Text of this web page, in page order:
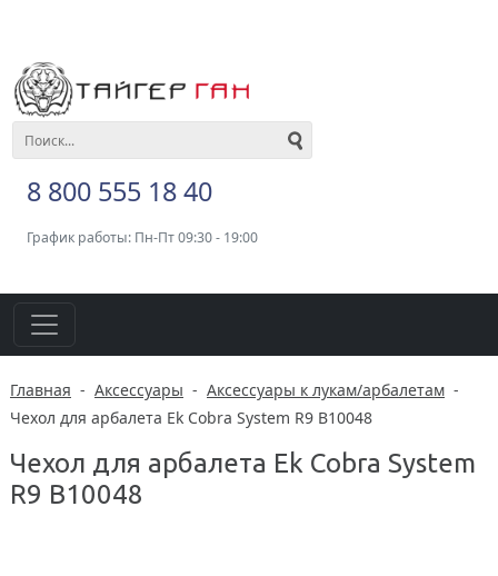
8 800 555 18 40
График работы: Пн-Пт 09:30 - 19:00
Главная - Аксессуары - Аксессуары к лукам/арбалетам -
Чехол для арбалета Ek Cobra System R9 В10048
Чехол для арбалета Ek Cobra System
R9 В10048